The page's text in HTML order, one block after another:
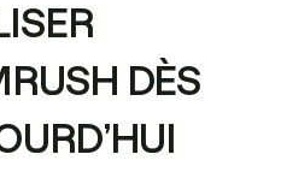
DÈS